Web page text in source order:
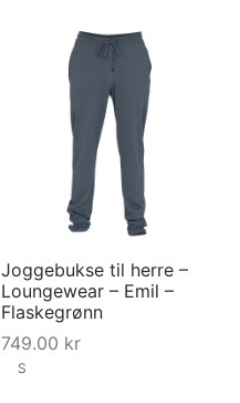
Joggebukse til herre –
Loungewear – Emil –
Flaskegrønn
749.00 kr
S